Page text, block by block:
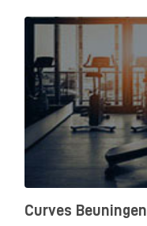
Curves Beuningen